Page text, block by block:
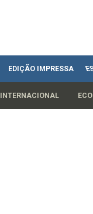
EDIÇÃO IMPRESSA
INTERNACIONAL